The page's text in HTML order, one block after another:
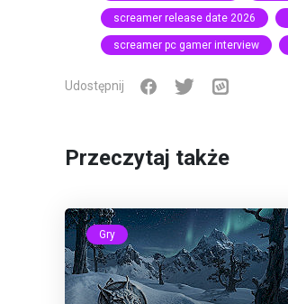
screamer release date 2026
screamer pc gamer interview
Udostępnij
Przeczytaj także
Gry